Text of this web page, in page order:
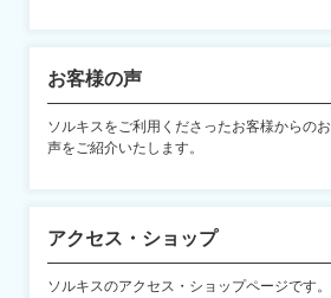
お客様の声
ソルキスをご利用くださったお客様からのお
声をご紹介いたします。
アクセス・ショップ
ソルキスのアクセス・ショップページです。